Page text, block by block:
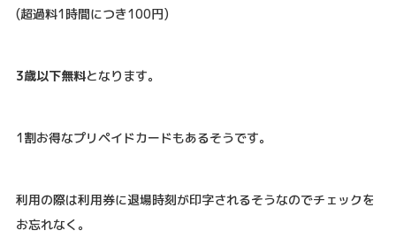
(超過料1時間につき100円)
3歳以下無料となります。
1割お得なプリペイドカードもあるそうです。
利用の際は利用券に退場時刻が印字されるそうなのでチェックを
お忘れなく。